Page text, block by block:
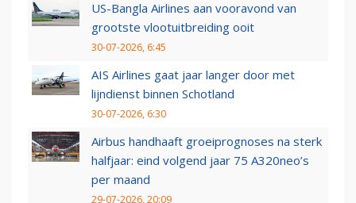
US-Bangla Airlines aan vooravond van
grootste vlootuitbreiding ooit
30-07-2026, 6:45
AIS Airlines gaat jaar langer door met
lijndienst binnen Schotland
30-07-2026, 6:30
Airbus handhaaft groeiprognoses na sterk
halfjaar: eind volgend jaar 75 A320neo’s
per maand
29-07-2026, 20:09